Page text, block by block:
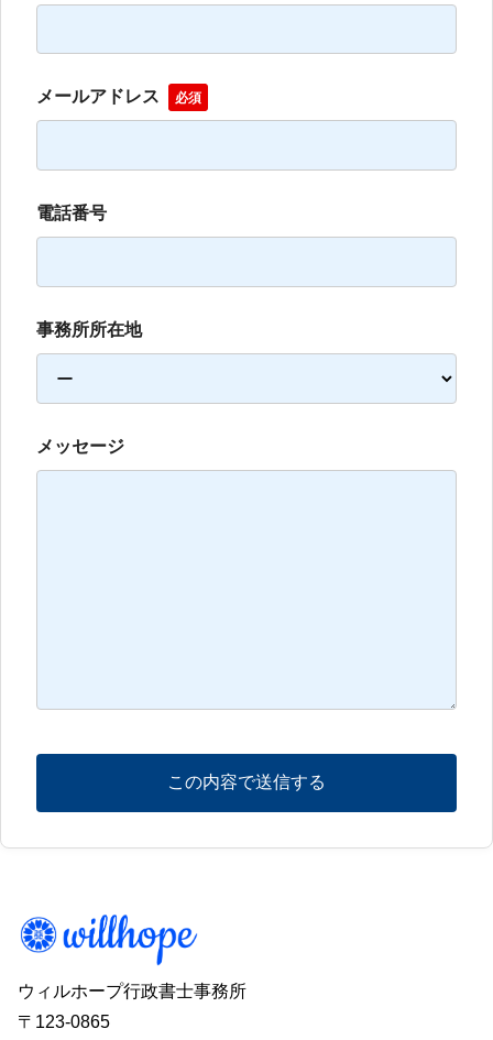
メールアドレス 必須
電話番号
事務所所在地
メッセージ
ウィルホープ行政書士事務所
〒123-0865